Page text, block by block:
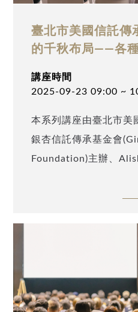
臺北市美國信託傳
的千秋布局——各
講座時間
2025-09-23 09:00 ~
本系列講座由臺北市美
銀杏信託傳承基金會
Foundation)主辦、
團助理副總裁李博容
業。誠摯邀請業界先進
與，一同掌握跨境財稅